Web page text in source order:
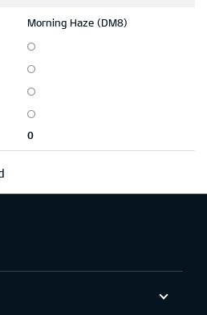
Morning Haze (DM8)
0